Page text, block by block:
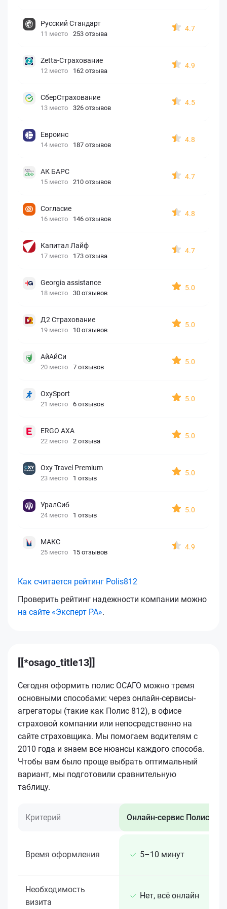
Русский Стандарт
11 место 253 отзыва
4.7
Zetta-Страхование
12 место 162 отзыва
4.9
СберСтрахование
13 место 326 отзывов
4.5
Евроинс
14 место 187 отзывов
4.8
АК БАРС
15 место 210 отзывов
4.7
Согласие
16 место 146 отзывов
4.8
Капитал Лайф
17 место 173 отзыва
4.7
Georgia assistance
18 место 30 отзывов
5.0
Д2 Страхование
19 место 10 отзывов
5.0
АйАйСи
20 место 7 отзывов
5.0
OxySport
21 место 6 отзывов
5.0
ERGO AXA
22 место 2 отзыва
5.0
Oxy Travel Premium
23 место 1 отзыв
5.0
УралСиб
24 место 1 отзыв
5.0
МАКС
25 место 15 отзывов
4.9
Как считается рейтинг Polis812
Проверить рейтинг надежности компании можно
на сайте «Эксперт РА».
[[*osago_title13]]
Сегодня оформить полис ОСАГО можно тремя
основными способами: через онлайн-сервисы-
агрегаторы (такие как Полис 812), в офисе
страховой компании или непосредственно на
сайте страховщика. Мы помогаем водителям с
2010 года и знаем все нюансы каждого способа.
Чтобы вам было проще выбрать оптимальный
вариант, мы подготовили сравнительную
таблицу.
Критерий Онлайн-сервис Полис 812
Время оформления 5–10 минут
Необходимость
визита
Нет, всё онлайн